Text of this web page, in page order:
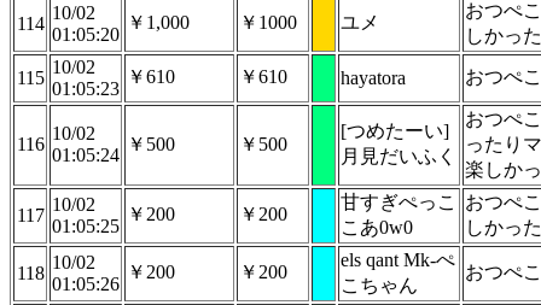
114
10/02
01:05:20
￥1,000 ￥1000 ユメ
おつぺ
しかっ
115
10/02
01:05:23
￥610 ￥610 hayatora おつぺこ
116
10/02
01:05:24
￥500 ￥500
[つめたーい]
月見だいふく
おつぺ
ったり
楽しか
117
10/02
01:05:25
￥200 ￥200
甘すぎぺっこ
こあ0w0
おつぺ
しかっ
118
10/02
01:05:26
￥200 ￥200
els qant Mk-ぺ
こちゃん
おつぺ